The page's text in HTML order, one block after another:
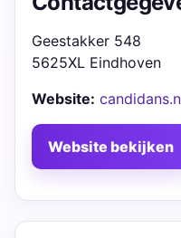
Geestakker 548
5625XL Eindhoven
Website:
Website bekijken